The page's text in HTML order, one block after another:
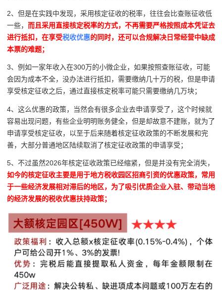
2、但是在实践中发现，采用核定征收的税率，往往会比查账征收低
一些， 而且采用直接核定税率的方式，不再需要严格按照成本凭证去
进行抵扣，在享受税收优惠的同时，还可以合规解决日常经营中缺成
本票的难题；
3、例如一家年收入在300万的小微企业，如果按照查账征收，可能
会因为成本不全，没办法进行抵扣，需要缴纳几十万的税，但是申请
享受核定征收之后，通过直接核定税率可能只需要缴纳几万块；
4、这么优惠的政策，当然会有很多企业去申请享受了，这个时候就
容易出现问题，有些企业明明账务健全，但是却故意不建账，就为了
申请享受核定征收，以至于后来随着核定征收政策的不断发展和完
善，大部分普通地区陆续取消了核定征收政策的申请享受；
5、不过虽然2026年核定征收政策已经缩紧，但是并没有完全消失，
如今的核定征收主要是用于地方税收园区招商引资的优惠政策，常用
于一些经济发展相对滞后的地区，为了吸引优质企业入驻、带动当地
的经济发展的税收优惠扶持政策；